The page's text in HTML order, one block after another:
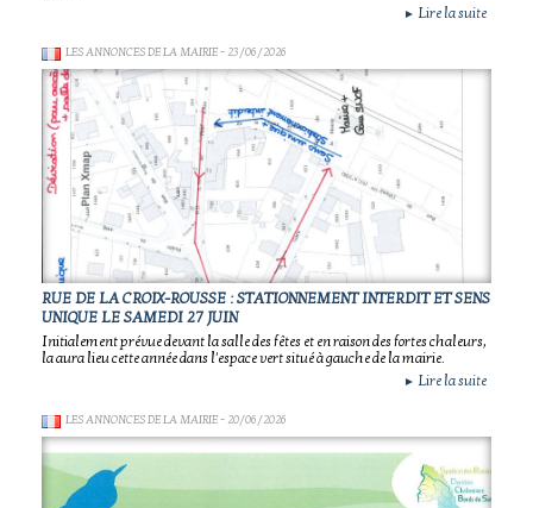
► Lire la suite
LES ANNONCES DE LA MAIRIE- 23/06/2026
RUE DE LA CROIX-ROUSSE : STATIONNEMENT INTERDIT ET SENS
UNIQUE LE SAMEDI 27 JUIN
Initialement prévue devant la salle des fêtes et en raison des fortes chaleurs,
la aura lieu cette année dans l'espace vert situé à gauche de la mairie.
► Lire la suite
LES ANNONCES DE LA MAIRIE- 20/06/2026